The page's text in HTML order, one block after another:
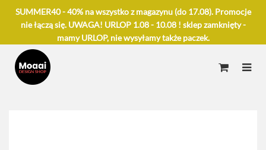
SUMMER40 - 40% na wszystko z magazynu (do 17.08). Promocje
nie łączą się. UWAGA! URLOP 1.08 - 10.08 ! sklep zamknięty -
mamy URLOP, nie wysyłamy także paczek.